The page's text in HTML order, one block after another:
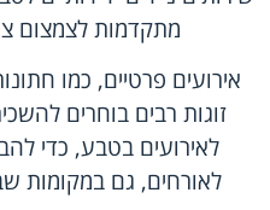
מתקדמות לצמצום
אירועים פרטיים, כמו
זוגות רבים בוחרים
לאירועים בטבע, כדי
לאורחים, גם במקומות